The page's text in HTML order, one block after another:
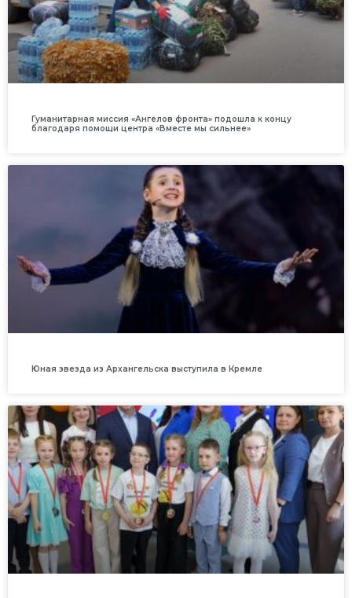
Гуманитарная миссия «Ангелов фронта» подошла к концу
благодаря помощи центра «Вместе мы сильнее»
Юная звезда из Архангельска выступила в Кремле